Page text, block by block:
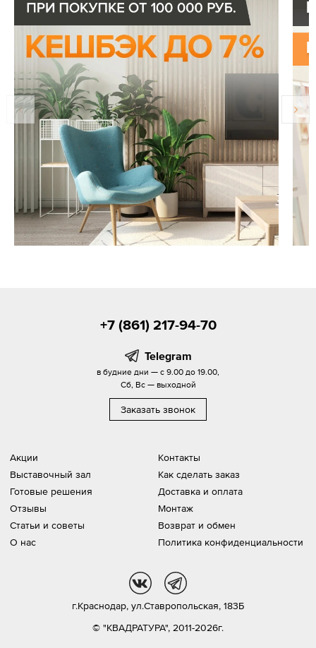
Акции
Выставочный зал
Готовые решения
Отзывы
Статьи и советы
О нас
Контакты
Как сделать заказ
Доставка и оплата
Монтаж
Возврат и обмен
Политика конфиденциальности
+7 (861) 217-94-70
Telegram
в будние дни — с 9.00 до 19.00,
Сб, Вс — выходной
Заказать звонок
© "КВАДРАТУРА", 2011-2026г.
г.Краснодар, ул.Ставропольская, 183Б
vk